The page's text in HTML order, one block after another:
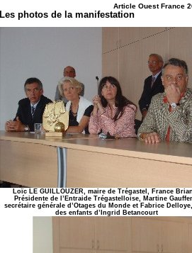
Article Ouest France
Les photos de la manifestation
Loïc LE GUILLOUZER, maire de Trégastel, France
Présidente de l’Entraide Trégastelloise, Martine
secrétaire générale d’Otages du Monde et Fabrice
des enfants d’Ingrid Betancourt